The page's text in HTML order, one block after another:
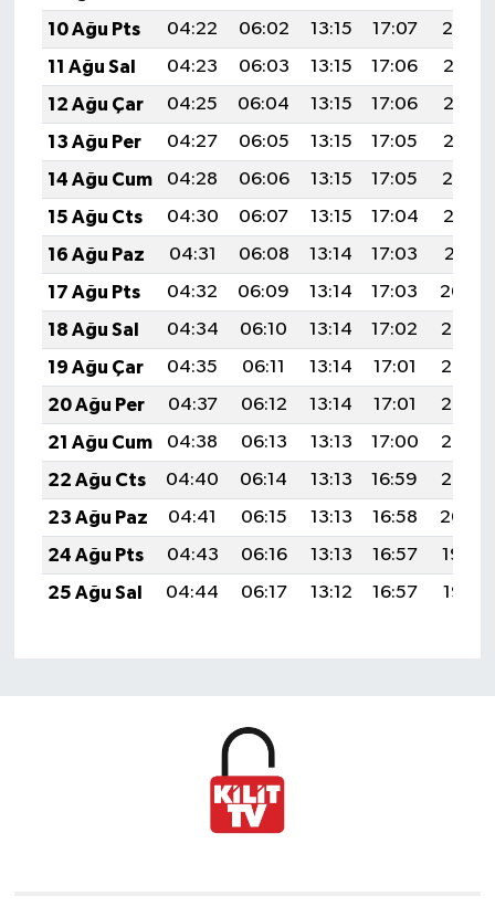
10 Ağu Pts
04:22 06:02 13:15 17:07
20:19
11 Ağu Sal
04:23 06:03 13:15 17:06
20:18
12 Ağu Çar
04:25 06:04 13:15 17:06
20:16
13 Ağu Per
04:27 06:05 13:15 17:05
20:15
14 Ağu Cum
04:28 06:06 13:15 17:05
20:14
15 Ağu Cts
04:30 06:07 13:15 17:04
20:12
16 Ağu Paz
04:31 06:08 13:14 17:03
20:11
17 Ağu Pts
04:32 06:09 13:14 17:03
20:09
18 Ağu Sal
04:34 06:10 13:14 17:02
20:08
19 Ağu Çar
04:35 06:11 13:14 17:01
20:06
20 Ağu Per
04:37 06:12 13:14 17:01
20:05
21 Ağu Cum
04:38 06:13 13:13 17:00
20:03
22 Ağu Cts
04:40 06:14 13:13 16:59
20:02
23 Ağu Paz
04:41 06:15 13:13 16:58
20:00
24 Ağu Pts
04:43 06:16 13:13 16:57
19:59
25 Ağu Sal
04:44 06:17 13:12 16:57 19:57